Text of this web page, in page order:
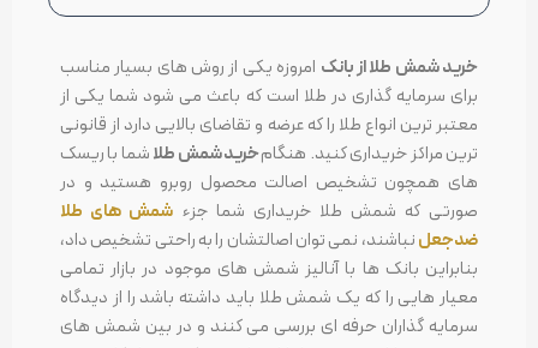
خرید شمش طلا از بانک امروزه یکی از روش های بسیار مناسب
برای سرمایه گذاری در طلا است که باعث می شود شما یکی از
معتبر ترین انواع طلا را که عرضه و تقاضای بالایی دارد از قانونی
ترین مراکز خریداری کنید. هنگامخرید شمش طلاشما با ریسک
های همچون تشخیص اصالت محصول روبرو هستید و در
صورتی که شمش طلا خریداری شما جزء شمش های طلا
ضدجعلنباشند، نمی توان اصالتشان را به راحتی تشخیص داد،
بنابراین بانک ها با آنالیز شمش های موجود در بازار تمامی
معیار هایی را که یک شمش طلا باید داشته باشد را از دیدگاه
سرمایه گذاران حرفه ای بررسی می کنند و در بین شمش های